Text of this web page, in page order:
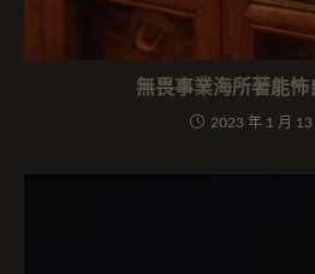
無畏事業海所著能怖
2023 年 1 月 13